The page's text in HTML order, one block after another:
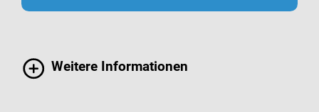
Weitere Informationen
Schmierinfektion bezeichnet) werden Erreger
Von Mensch zu Mensch